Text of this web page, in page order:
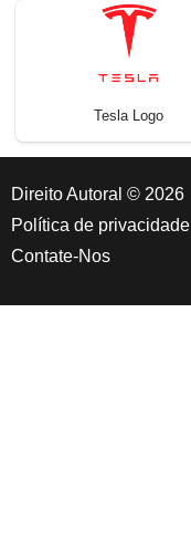
Tesla Logo
Direito Autoral © 2026
Política de privacidade
Contate-Nos